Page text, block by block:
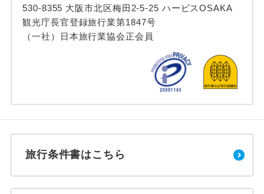
530-8355 大阪市北区梅田2-5-25 ハービスOSAKA
観光庁長官登録旅行業第1847号
（一社）日本旅行業協会正会員
旅行条件書はこちら